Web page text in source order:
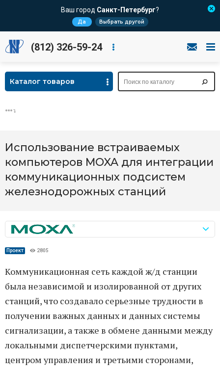
Ваш город Санкт-Петербург?
Да Выбрать другой
(812) 326-59-24
Каталог товаров
Использование встраиваемых
компьютеров MOXA для интеграции
коммуникационных подсистем
железнодорожных станций
Проект 2805
Коммуникационная сеть каждой ж/д станции
была независимой и изолированной от других
станций, что создавало серьезные трудности в
получении важных данных и данных системы
сигнализации, а также в обмене данными между
локальными диспетчерскими пунктами,
центром управления и третьими сторонами,